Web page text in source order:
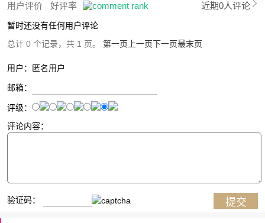
用户评价 好评率 近期0人评论
暂时还没有任何用户评论
总计 0 个记录，共 1 页。 第一页 上一页下一页最末页
用户：匿名用户
邮箱：
评级：
评论内容：
验证码：